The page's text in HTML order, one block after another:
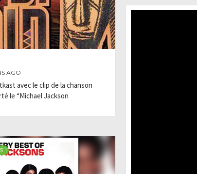
AGO
avec le clip de la chanson
le “Michael Jackson